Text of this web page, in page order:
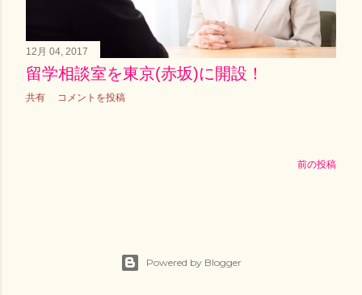
12月 04, 2017
留学相談室を東京(赤坂)に開設！
共有 コメントを投稿
前の投稿
Powered by Blogger